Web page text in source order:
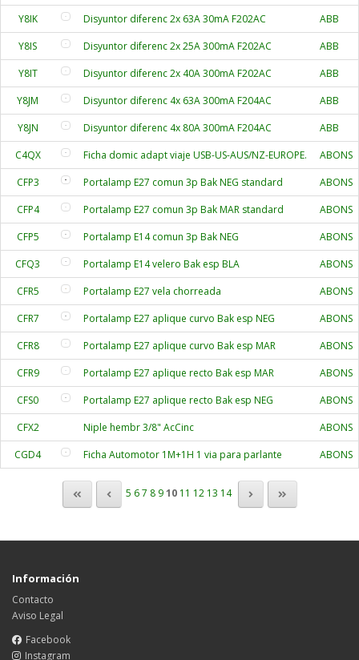
Y8IK
Disyuntor diferenc 2x 63A 30mA F202AC
ABB
Y8IS
Disyuntor diferenc 2x 25A 300mA F202AC
ABB
Y8IT
Disyuntor diferenc 2x 40A 300mA F202AC
ABB
Y8JM
Disyuntor diferenc 4x 63A 300mA F204AC
ABB
Y8JN
Disyuntor diferenc 4x 80A 300mA F204AC
ABB
C4QX
Ficha domic adapt viaje USB-US-AUS/NZ-EUROPE.
ABONS
CFP3
Portalamp E27 comun 3p Bak NEG standard
ABONS
CFP4
Portalamp E27 comun 3p Bak MAR standard
ABONS
CFP5
Portalamp E14 comun 3p Bak NEG
ABONS
CFQ3
Portalamp E14 velero Bak esp BLA
ABONS
CFR5
Portalamp E27 vela chorreada
ABONS
CFR7
Portalamp E27 aplique curvo Bak esp NEG
ABONS
CFR8
Portalamp E27 aplique curvo Bak esp MAR
ABONS
CFR9
Portalamp E27 aplique recto Bak esp MAR
ABONS
CFS0
Portalamp E27 aplique recto Bak esp NEG
ABONS
CFX2
Niple hembr 3/8" AcCinc
ABONS
CGD4
Ficha Automotor 1M+1H 1 via para parlante ABONS
5 6 7 8 9 10 11 12 13 14
Información
Contacto
Aviso Legal
Facebook
Instagram